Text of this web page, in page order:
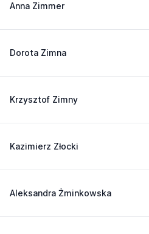
Anna Zimmer
Dorota Zimna
Krzysztof Zimny
Kazimierz Złocki
Aleksandra Żminkowska